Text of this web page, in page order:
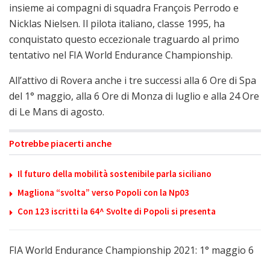
insieme ai compagni di squadra François Perrodo e
Nicklas Nielsen. Il pilota italiano, classe 1995, ha
conquistato questo eccezionale traguardo al primo
tentativo nel FIA World Endurance Championship.
All’attivo di Rovera anche i tre successi alla 6 Ore di Spa
del 1° maggio, alla 6 Ore di Monza di luglio e alla 24 Ore
di Le Mans di agosto.
Potrebbe piacerti anche
Il futuro della mobilità sostenibile parla siciliano
Magliona “svolta” verso Popoli con la Np03
Con 123 iscritti la 64^ Svolte di Popoli si presenta
FIA World Endurance Championship 2021: 1° maggio 6